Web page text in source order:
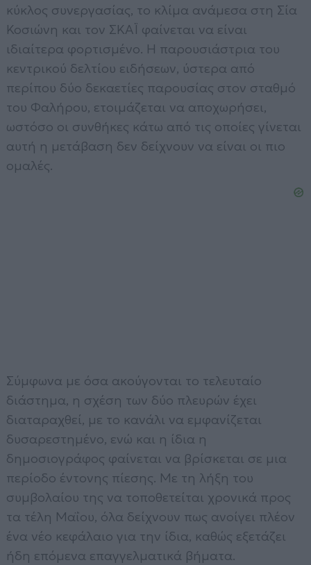
κύκλος συνεργασίας, το κλίμα ανάμεσα στη Σία
Κοσιώνη και τον ΣΚΑΪ φαίνεται να είναι
ιδιαίτερα φορτισμένο. Η παρουσιάστρια του
κεντρικού δελτίου ειδήσεων, ύστερα από
περίπου δύο δεκαετίες παρουσίας στον σταθμό
του Φαλήρου, ετοιμάζεται να αποχωρήσει,
ωστόσο οι συνθήκες κάτω από τις οποίες γίνεται
αυτή η μετάβαση δεν δείχνουν να είναι οι πιο
ομαλές.
Σύμφωνα με όσα ακούγονται το τελευταίο
διάστημα, η σχέση των δύο πλευρών έχει
διαταραχθεί, με το κανάλι να εμφανίζεται
δυσαρεστημένο, ενώ και η ίδια η
δημοσιογράφος φαίνεται να βρίσκεται σε μια
περίοδο έντονης πίεσης. Με τη λήξη του
συμβολαίου της να τοποθετείται χρονικά προς
τα τέλη Μαΐου, όλα δείχνουν πως ανοίγει πλέον
ένα νέο κεφάλαιο για την ίδια, καθώς εξετάζει
ήδη επόμενα επαγγελματικά βήματα.